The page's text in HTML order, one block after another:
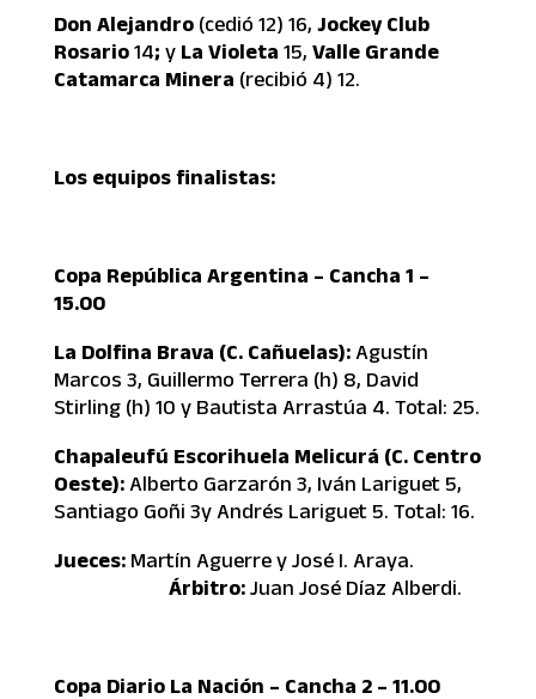
Don Alejandro (cedió 12) 16, Jockey Club
Rosario 14; y La Violeta 15, Valle Grande
Catamarca Minera (recibió 4) 12.
Los equipos finalistas:
Copa República Argentina – Cancha 1 –
15.00
La Dolfina Brava (C. Cañuelas): Agustín
Marcos 3, Guillermo Terrera (h) 8, David
Stirling (h) 10 y Bautista Arrastúa 4. Total: 25.
Chapaleufú Escorihuela Melicurá (C. Centro
Oeste): Alberto Garzarón 3, Iván Lariguet 5,
Santiago Goñi 3y Andrés Lariguet 5. Total: 16.
Jueces: Martín Aguerre y José I. Araya.
Árbitro: Juan José Díaz Alberdi.
Copa Diario La Nación – Cancha 2 – 11.00